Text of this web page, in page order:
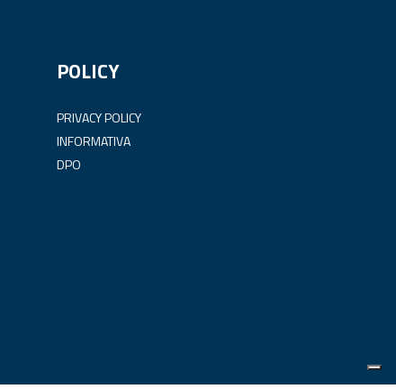
POLICY
PRIVACY POLICY
INFORMATIVA
DPO